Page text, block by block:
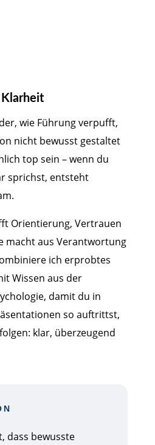
Klarheit
wie Führung verpufft,
nicht bewusst gestaltet
top sein – wenn du
sprichst, entsteht
Orientierung, Vertrauen
macht aus Verantwortung
ich erprobtes
Wissen aus der
damit du in
so auftrittst,
klar, überzeugend
dass bewusste